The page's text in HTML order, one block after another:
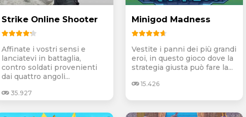
Strike Online Shooter
Affinate i vostri sensi e
lanciatevi in battaglia,
contro soldati provenienti
dai quattro angoli...
35.927
Minigod Madness
Vestite i panni dei più grandi
eroi, in questo gioco dove la
strategia giusta può fare la...
15.426